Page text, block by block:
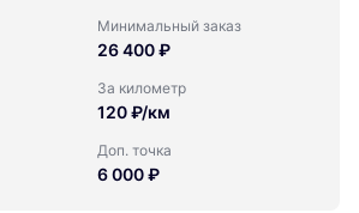
Минимальный заказ
26 400 ₽
За километр
120 ₽/км
Доп. точка
6 000 ₽